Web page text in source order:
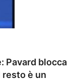
Pavard blocca
è un